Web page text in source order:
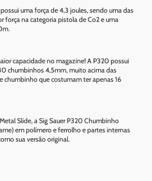
uma força de 4,3 joules, sendo uma das
força na categoria pistola de Co2 e uma
capacidade no magazine! A P320 possui
chumbinhos 4,5mm, muito acima das
chumbinho que costumam ter apenas 16
Slide, a Sig Sauer P320 Chumbinho
em polímero e ferrolho e partes internas
sua versão original.